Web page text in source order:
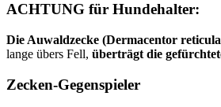
ACHTUNG für Hundehalter:
Die Auwaldzecke (Dermacentor
lange übers Fell, überträgt die
Zecken-Gegenspieler